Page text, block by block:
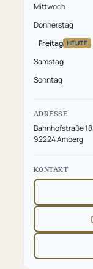
Mittwoch
Donnerstag
Freitag HEUTE
Samstag
Sonntag
ADRESSE
Bahnhofstraße 18
92224 Amberg
KONTAKT